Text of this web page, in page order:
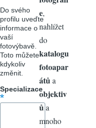
Do svého
profilu uveďte
informace o
vaší
fotovýbavě.
Toto můžete
kdykoliv
změnit.
Specializace
e,
nahlížet
do
katalogu
fotoapar
átů a
objektiv
ůa
mnoho